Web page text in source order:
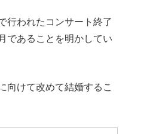
行われたコンサート終了
であることを明かしてい
向けて改めて結婚するこ